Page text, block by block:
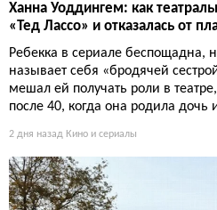
Ханна Уоддингем: как
«Тед Лассо» и отказалась от
Ребекка в сериале беспощадна,
называет себя «бродячей
мешал ей получать роли в
после 40, когда она родила дочь
2 дня назад Кино и сериалы